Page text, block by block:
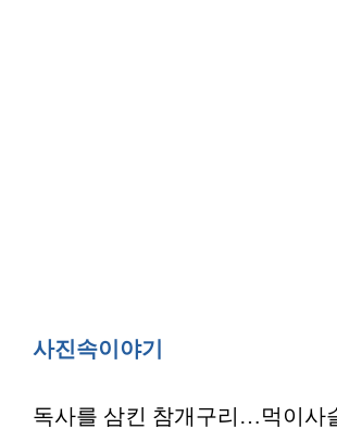
사진속이야기
독사를 삼킨 참개구리…먹이사